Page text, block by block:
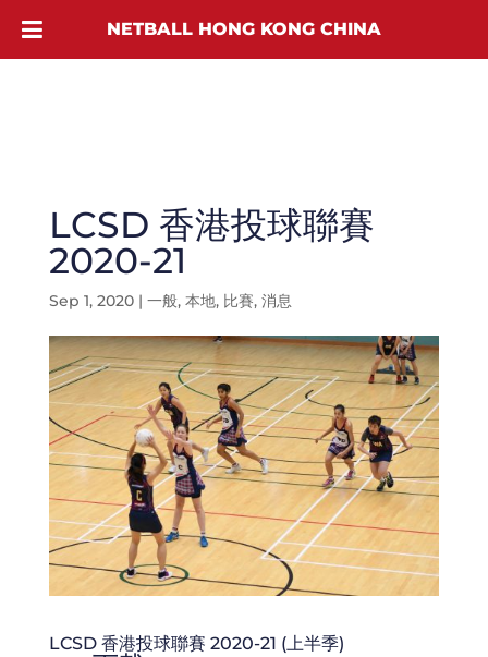
LCSD 香港投球聯賽
2020-21
Sep 1, 2020| 一般, 本地, 比賽, 消息
LCSD 香港投球聯賽 2020-21 (上半季)
NETBALL HONG KONG CHINA